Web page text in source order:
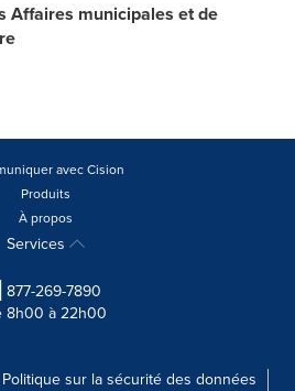
Affaires municipales et de
avec Cision
Produits
À propos
Services
877-269-7890
8h00 à 22h00
Politique sur la sécurité des données